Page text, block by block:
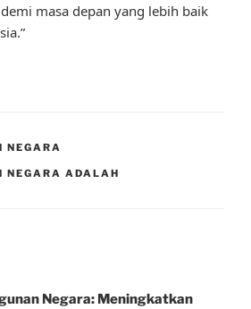
masa depan yang lebih baik
NEGARA
NEGARA ADALAH
Negara: Meningkatkan